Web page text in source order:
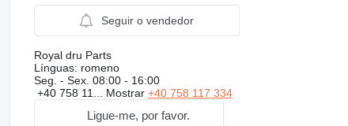
Seguir o vendedor
Royal dru Parts
Línguas: romeno
Seg. - Sex. 08:00 - 16:00
+40 758 11... Mostrar +40 758 117 334
Ligue-me, por favor.